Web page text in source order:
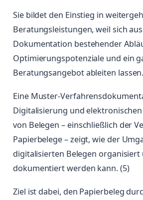
Sie bildet den Einstieg in
Beratungsleistungen, weil sich
Dokumentation bestehender
Optimierungspotenziale und ein
Beratungsangebot ableiten
Eine Muster-
Digitalisierung und
von Belegen – einschließlich der
Papierbelege – zeigt, wie der
digitalisierten Belegen organisiert
dokumentiert werden kann. (5)
Ziel ist dabei, den Papierbeleg